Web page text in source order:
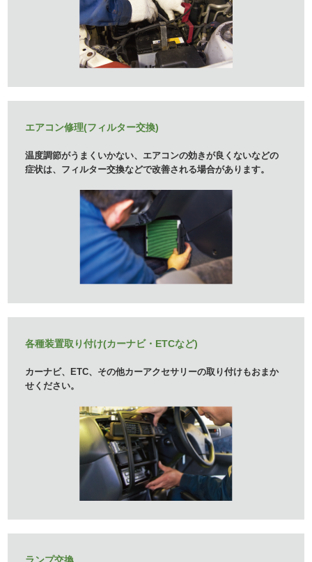
エアコン修理(フィルター交換)
温度調節がうまくいかない、エアコンの効きが良くないなどの
症状は、フィルター交換などで改善される場合があります。
各種装置取り付け(カーナビ・ETCなど)
カーナビ、ETC、その他カーアクセサリーの取り付けもおまか
せください。